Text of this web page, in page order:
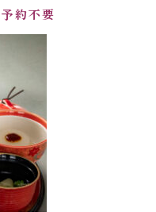
約不要